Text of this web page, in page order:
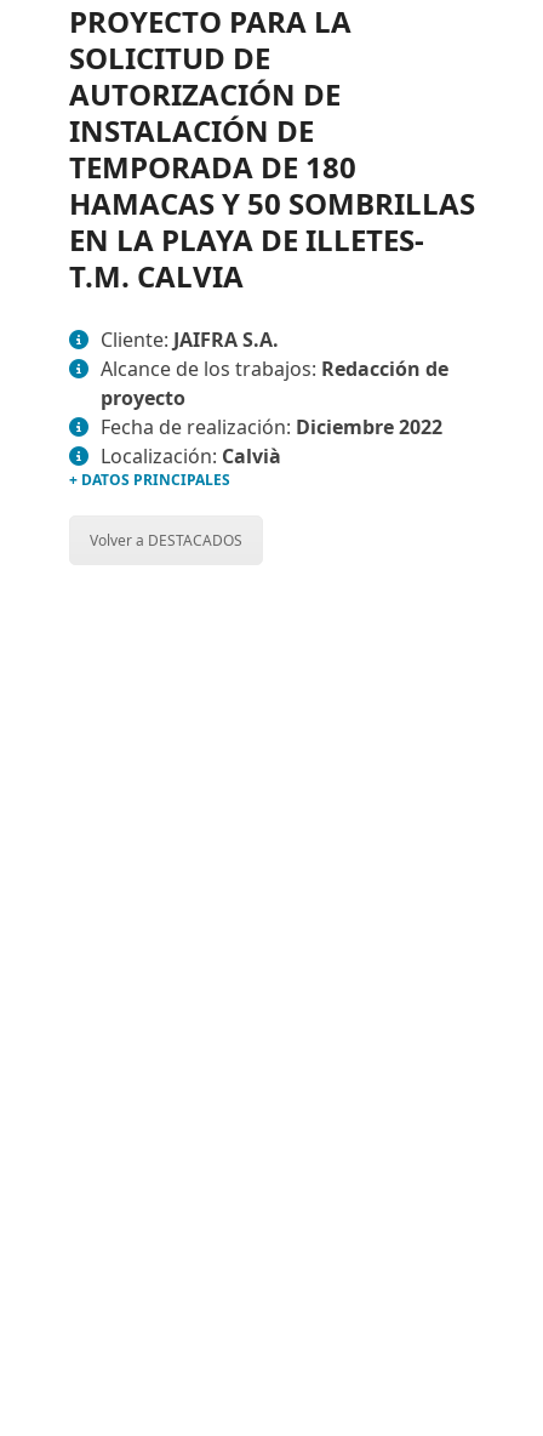
PROYECTO PARA LA
SOLICITUD DE
AUTORIZACIÓN DE
INSTALACIÓN DE
TEMPORADA DE 180
HAMACAS Y 50 SOMBRILLAS
EN LA PLAYA DE ILLETES-
T.M. CALVIA
Cliente: JAIFRA S.A.
Alcance de los trabajos: Redacción de
proyecto
Fecha de realización: Diciembre 2022
Localización: Calvià
+ DATOS PRINCIPALES
Volver a DESTACADOS